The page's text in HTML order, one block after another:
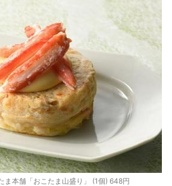
ま本舗「おこたま山盛り」 (1個) 648円